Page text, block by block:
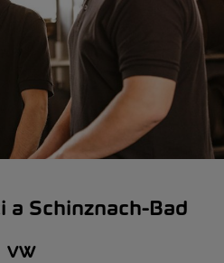
Schinznach-Bad
VW